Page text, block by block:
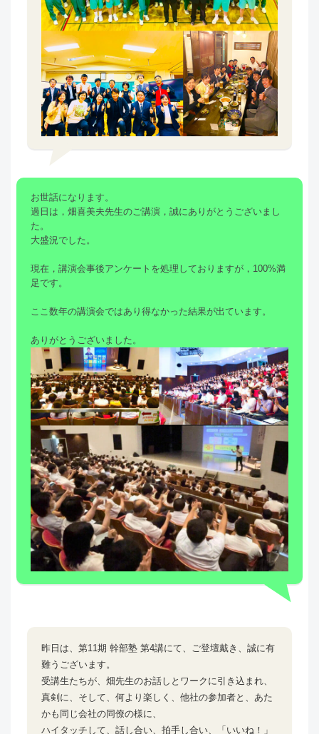
お世話になります。
過日は，畑喜美夫先生のご講演，誠にありがとうございまし
た。
大盛況でした。
現在，講演会事後アンケートを処理しておりますが，100%満
足です。
ここ数年の講演会ではあり得なかった結果が出ています。
ありがとうございました。
昨日は、第11期 幹部塾 第4講にて、ご登壇戴き、誠に有
難うございます。
受講生たちが、畑先生のお話しとワークに引き込まれ、
真剣に、そして、何より楽しく、他社の参加者と、あた
かも同じ会社の同僚の様に、
ハイタッチして、話し合い、拍手し合い、「いいね！」